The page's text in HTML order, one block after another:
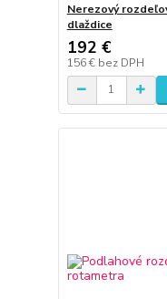
Nerezový
dlaždice
192 €
156 € bez DPH